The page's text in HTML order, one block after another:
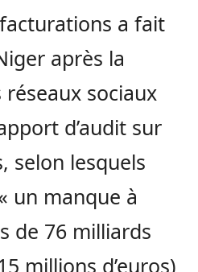
a fait
après la
sociaux
d’audit sur
selon lesquels
un manque à
de 76 milliards
millions d’euros)